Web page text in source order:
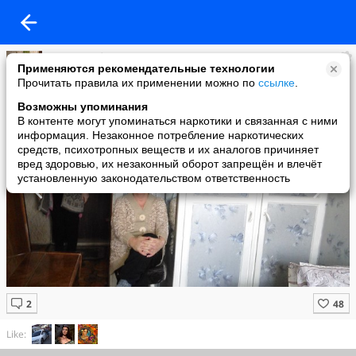
Применяются рекомендательные технологии
Прочитать правила их применении можно по ссылке
Возможны упоминания
В контенте могут упоминаться наркотики и связанная с ними
информация. Незаконное потребление наркотических
средств, психотропных веществ и их аналогов причиняет
вред здоровью, их незаконный оборот запрещён и влечёт
установленную законодательством ответственность
Хадиша Абдрахманова
added a photo
25 Jan в 17:21
Like: